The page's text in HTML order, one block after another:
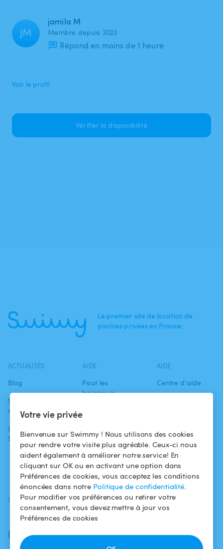
Votre vie privée
Bienvenue sur Swimmy ! Nous utilisons des cookies
pour rendre votre visite plus agréable. Ceux-ci nous
aident également à améliorer notre service! En
cliquant sur OK ou en activant une option dans
Préférences de cookies, vous acceptez les conditions
énoncées dans notre Politique de confidentialité.
Pour modifier vos préférences ou retirer votre
consentement, vous devez mettre à jour vos
Préférences de cookies
jM
jamila M
Membre depuis 2023
Répond en moins de 1 heure
Voir le profil
Vérifier la disponibilité
Le premier site de location de
piscines privées en France.
ACTUALITÉS
Blog
Swimmy dans les
médias
L'aventure
Swimmy
AIDE
Pour les
baigneurs
Louer ma piscine
Comment ça
marche ?
AIDE
Centre d'aide
confidentialité
Mentions légales
SUIVEZ-NOUS
Facebook
Instagram
TÉLÉCHARGEZ L'APP